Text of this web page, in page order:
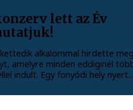
lett az Év
alkalommal hirdette meg
amelyre minden eddiginél
indult. Egy fonyódi hely nyert...